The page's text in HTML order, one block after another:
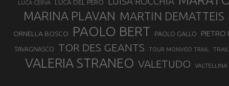
LUCA CERVA LUCA DEL PERO
MARINA PLAVAN MARTIN DEMATTEIS
ORNELLA BOSCO PAOLO BERT PAOLO GALLO PIETRO
TAVAGNASCO TOR DES GEANTS TOUR MONVISO TRAIL
VALERIA STRANEO VALETUDO VALTELLINA